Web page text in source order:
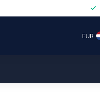
EUR